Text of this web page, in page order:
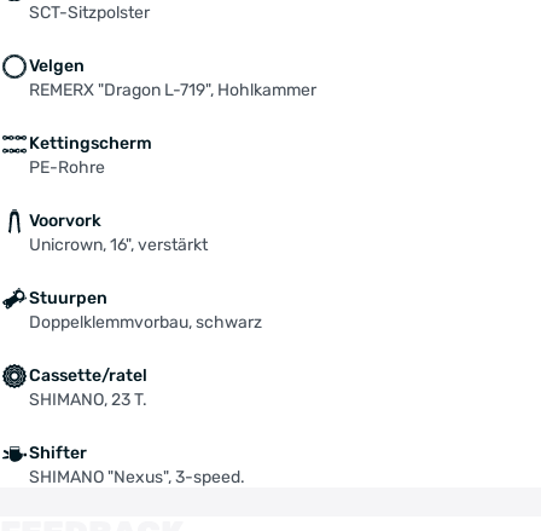
SCT-Sitzpolster
Velgen
REMERX "Dragon L-719", Hohlkammer
Kettingscherm
PE-Rohre
Voorvork
Unicrown, 16", verstärkt
Stuurpen
Doppelklemmvorbau, schwarz
Cassette/ratel
SHIMANO, 23 T.
Shifter
SHIMANO "Nexus", 3-speed.